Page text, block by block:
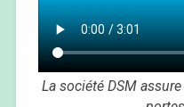
La société DSM